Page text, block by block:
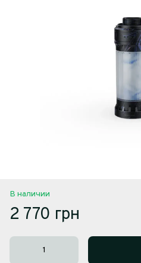
В наличии
2 770 грн